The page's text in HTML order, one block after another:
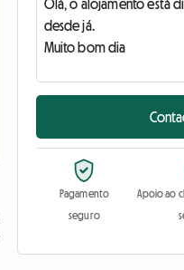
Pagamento
seguro
Apoio ao